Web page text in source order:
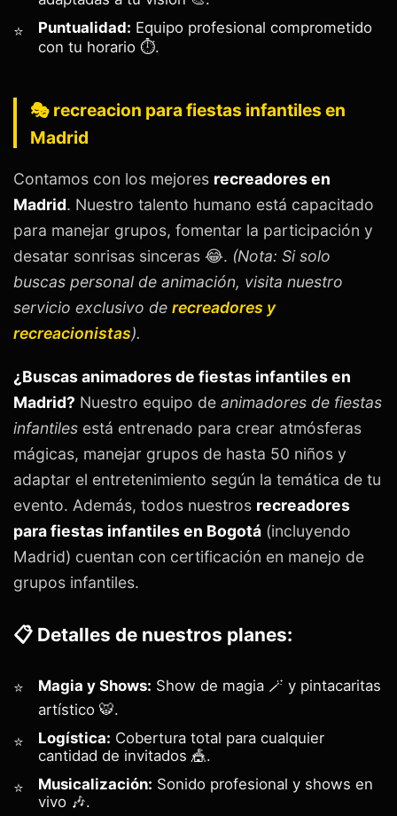
Puntualidad: Equipo profesional comprometido
con tu horario ⏱️.
🎭 recreacion para fiestas infantiles en
Madrid
Contamos con los mejores recreadores en
Madrid. Nuestro talento humano está capacitado
para manejar grupos, fomentar la participación y
desatar sonrisas sinceras 😂. (Nota: Si solo
buscas personal de animación, visita nuestro
servicio exclusivo de recreadores y
recreacionistas).
¿Buscas animadores de fiestas infantiles en
Madrid? Nuestro equipo de animadores de fiestas
infantiles está entrenado para crear atmósferas
mágicas, manejar grupos de hasta 50 niños y
adaptar el entretenimiento según la temática de tu
evento. Además, todos nuestros recreadores
para fiestas infantiles en Bogotá (incluyendo
Madrid) cuentan con certificación en manejo de
grupos infantiles.
📋 Detalles de nuestros planes:
Magia y Shows: Show de magia 🪄 y pintacaritas
artístico 🐯.
Logística: Cobertura total para cualquier
cantidad de invitados 🎪.
Musicalización: Sonido profesional y shows en
vivo 🎶.